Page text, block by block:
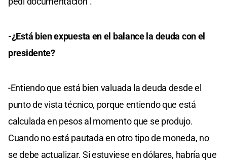
-¿Está bien expuesta en el balance la deuda con el
presidente?
-Entiendo que está bien valuada la deuda desde el
punto de vista técnico, porque entiendo que está
calculada en pesos al momento que se produjo.
Cuando no está pautada en otro tipo de moneda, no
se debe actualizar. Si estuviese en dólares, habría que